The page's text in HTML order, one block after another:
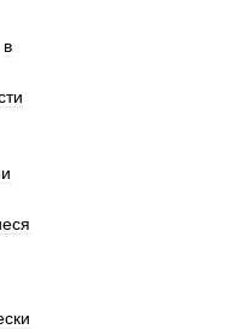
в